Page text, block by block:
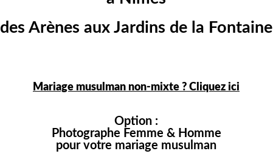
des Arènes aux Jardins de la Fontaine
Mariage musulman non-mixte ? Cliquez ici
Option :
Photographe Femme & Homme
pour votre mariage musulman